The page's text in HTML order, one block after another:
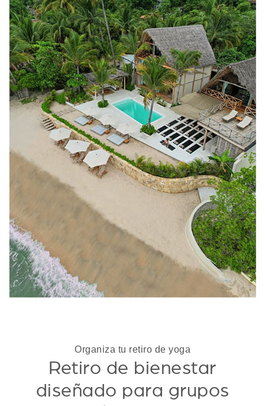
Organiza tu retiro de yoga
Retiro de bienestar
diseñado para grupos